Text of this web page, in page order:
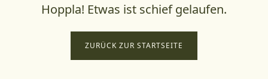
Hoppla! Etwas ist schief gelaufen.
ZURÜCK ZUR STARTSEITE